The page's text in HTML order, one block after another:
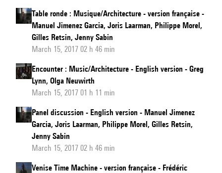
Table ronde : Musique/Architecture - version française -
Manuel Jimenez Garcia, Joris Laarman, Philippe Morel,
Gilles Retsin, Jenny Sabin
March 15, 2017 02 h 46 min
Encounter : Music/Architecture - English version - Greg
Lynn, Olga Neuwirth
March 15, 2017 01 h 11 min
Panel discussion - English version - Manuel Jimenez
Garcia, Joris Laarman, Philippe Morel, Gilles Retsin,
Jenny Sabin
March 15, 2017 02 h 46 min
Venise Time Machine - version française - Frédéric